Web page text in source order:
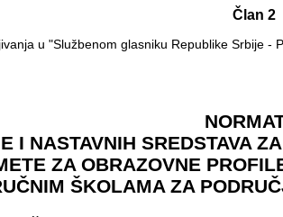
Član 2
u "Službenom glasniku Republike Srbije -
I NASTAVNIH SREDSTAVA
ZA OBRAZOVNE
ŠKOLAMA ZA